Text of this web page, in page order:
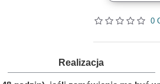
0
Realizacja